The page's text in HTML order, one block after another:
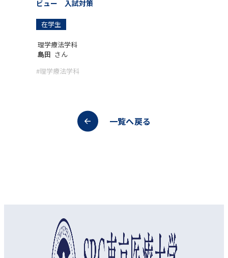
ビュー 入試対策
在学生
理学療法学科
島田 さん
#理学療法学科
一覧へ戻る